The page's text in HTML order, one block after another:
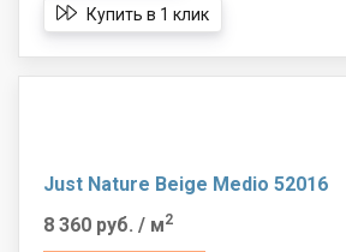
Купить в 1 клик
Just Nature Beige Medio 52016
8 360 руб. / м2